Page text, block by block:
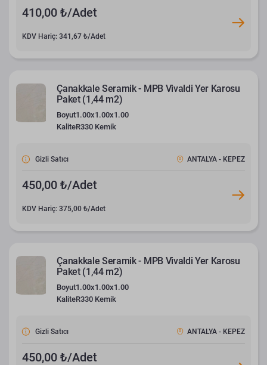
410,00 ₺/Adet
KDV Hariç: 341,67 ₺/Adet
Çanakkale Seramik - MPB Vivaldi Yer Karosu
Paket (1,44 m2)
Boyut1.00x1.00x1.00
KaliteR330 Kemik
Gizli Satıcı ANTALYA - KEPEZ
450,00 ₺/Adet
KDV Hariç: 375,00 ₺/Adet
Çanakkale Seramik - MPB Vivaldi Yer Karosu
Paket (1,44 m2)
Boyut1.00x1.00x1.00
KaliteR330 Kemik
Gizli Satıcı ANTALYA - KEPEZ
450,00 ₺/Adet